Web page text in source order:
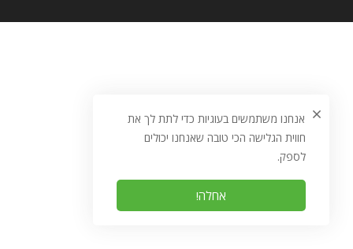
אנחנו משתמשים בעוגיות כדי לתת לך את
חווית הגלישה הכי טובה שאנחנו יכולים
לספק.
אחלה!